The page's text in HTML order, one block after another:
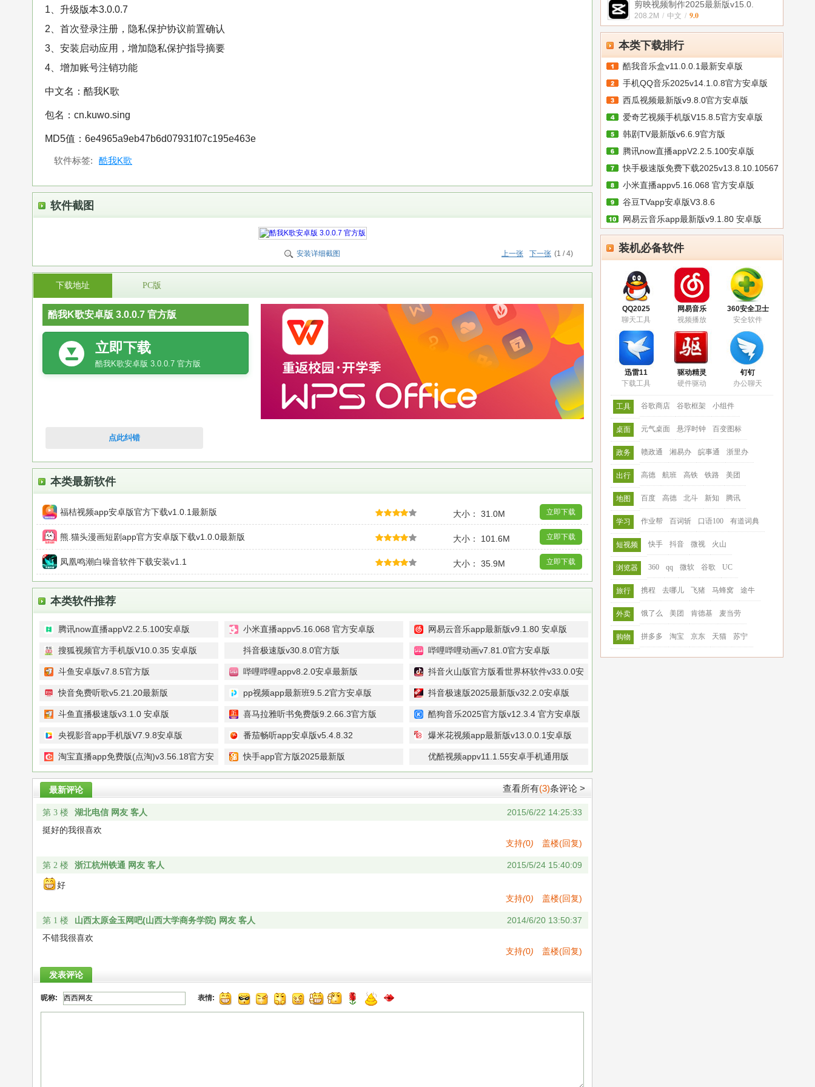
剪映视频制作2025最新版v15.0.
208.2M / 中文 / 9.0
本类下载排行
酷我音乐盒v11.0.0.1最新安卓版
手机QQ音乐2025v14.1.0.8官方安卓版
西瓜视频最新版v9.8.0官方安卓版
爱奇艺视频手机版V15.8.5官方安卓版
韩剧TV最新版v6.6.9官方版
腾讯now直播appV2.2.5.100安卓版
快手极速版免费下载2025v13.8.10.10567
小米直播appv5.16.068 官方安卓版
谷豆TVapp安卓版V3.8.6
网易云音乐app最新版v9.1.80 安卓版
装机必备软件
QQ2025
聊天工具
网易音乐
视频播放
360安全卫士
安全软件
迅雷11
下载工具
驱动精灵
硬件驱动
钉钉
办公聊天
工具 谷歌商店 谷歌框架 小组件
桌面 元气桌面 悬浮时钟 百变图标
政务 赣政通 湘易办 皖事通 浙里办
出行 高德 航班 高铁 铁路 美团
地图 百度 高德 北斗 新知 腾讯
学习 作业帮 百词斩 口语100 有道词典
短视频 快手 抖音 微视 火山
浏览器 360 qq 微软 谷歌 UC
旅行 携程 去哪儿 飞猪 马蜂窝 途牛
外卖 饿了么 美团 肯德基 麦当劳
购物 拼多多 淘宝 京东 天猫 苏宁
1、升级版本3.0.0.7
2、首次登录注册，隐私保护协议前置确认
3、安装启动应用，增加隐私保护指导摘要
4、增加账号注销功能
中文名：酷我K歌
包名：cn.kuwo.sing
MD5值：6e4965a9eb47b6d07931f07c195e463e
软件标签: 酷我K歌
软件截图
上一张 下一张 (1 /4)
安装详细截图
下载地址 PC版
酷我K歌安卓版 3.0.0.7 官方版
立即下载
酷我K歌安卓版 3.0.0.7 官方版
点此纠错
本类最新软件
福桔视频app安卓版官方下载v1.0.1最新版 大小： 31.0M 立即下载
熊.猫头漫画短剧app官方安卓版下载v1.0.0最新版 大小： 101.6M 立即下载
凤凰鸣潮白噪音软件下载安装v1.1 大小： 35.9M 立即下载
本类软件推荐
腾讯now直播appV2.2.5.100安卓版 小米直播appv5.16.068 官方安卓版 网易云音乐app最新版v9.1.80 安卓版
搜狐视频官方手机版V10.0.35 安卓版 抖音极速版v30.8.0官方版 哔哩哔哩动画v7.81.0官方安卓版
斗鱼安卓版v7.8.5官方版 哔哩哔哩appv8.2.0安卓最新版
抖音火山版官方版看世界杯软件v33.0.0安
卓最新版
快音免费听歌v5.21.20最新版 pp视频app最新班9.5.2官方安卓版 抖音极速版2025最新版v32.2.0安卓版
斗鱼直播极速版v3.1.0 安卓版 喜马拉雅听书免费版9.2.66.3官方版 酷狗音乐2025官方版v12.3.4 官方安卓版
央视影音app手机版V7.9.8安卓版 番茄畅听app安卓版v5.4.8.32 爆米花视频app最新版v13.0.0.1安卓版
淘宝直播app免费版(点淘)v3.56.18官方安
卓版
快手app官方版2025最新版
v13.8.10.44032最新版
优酷视频appv11.1.55安卓手机通用版
最新评论 查看所有(3)条评论 >
第 3 楼 湖北电信 网友 客人
2015/6/22 14:25:33
挺好的我很喜欢
支持(0) 盖楼(回复)
第 2 楼 浙江杭州铁通 网友 客人 2015/5/24 15:40:09
好
支持(0) 盖楼(回复)
第 1 楼 山西太原金玉网吧(山西大学商务学院) 网友 客人
2014/6/20 13:50:37
不错我很喜欢
支持(0) 盖楼(回复)
发表评论
昵称: 表情: